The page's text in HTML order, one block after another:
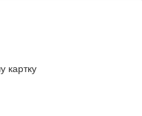
картку